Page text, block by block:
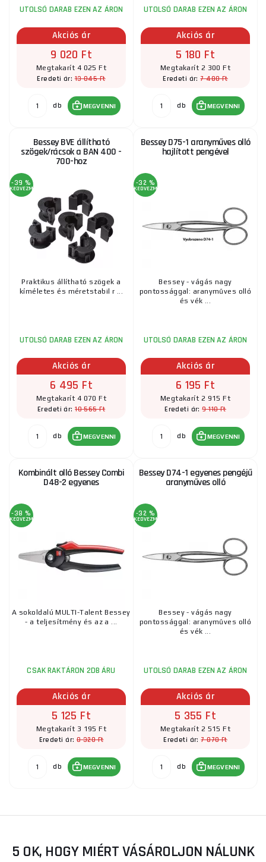
UTOLSÓ DARAB EZEN AZ ÁRON
Akciós ár
9 020 Ft
Megtakarít 4 025 Ft
Eredeti ár:13 045 Ft
db MEGVENNI
UTOLSÓ DARAB EZEN AZ ÁRON
Akciós ár
5 180 Ft
Megtakarít 2 300 Ft
Eredeti ár:7 480 Ft
db MEGVENNI
Bessey BVE állítható
szögek/rácsok a BAN 400 -
700-hoz
-39 %
KEDVEZMÉNY
Praktikus állítható szögek a
kíméletes és méretstabil r ...
UTOLSÓ DARAB EZEN AZ ÁRON
Akciós ár
6 495 Ft
Megtakarít 4 070 Ft
Eredeti ár:10 565 Ft
db MEGVENNI
Bessey D75-1 aranyműves olló
hajlított pengével
-32 %
KEDVEZMÉNY
Bessey - vágás nagy
pontossággal: aranyműves olló
és vék ...
UTOLSÓ DARAB EZEN AZ ÁRON
Akciós ár
6 195 Ft
Megtakarít 2 915 Ft
Eredeti ár:9 110 Ft
db MEGVENNI
Kombinált olló Bessey Combi
D48-2 egyenes
-38 %
KEDVEZMÉNY
A sokoldalú MULTI-Talent Bessey
- a teljesítmény és az a ...
CSAK RAKTÁRON 2DB ÁRU
Akciós ár
5 125 Ft
Megtakarít 3 195 Ft
Eredeti ár:8 320 Ft
db MEGVENNI
Bessey D74-1 egyenes pengéjű
aranyműves olló
-32 %
KEDVEZMÉNY
Bessey - vágás nagy
pontossággal: aranyműves olló
és vék ...
UTOLSÓ DARAB EZEN AZ ÁRON
Akciós ár
5 355 Ft
Megtakarít 2 515 Ft
Eredeti ár:7 870 Ft
db MEGVENNI
5 OK, HOGY MIÉRT VÁSÁROLJON NÁLUNK